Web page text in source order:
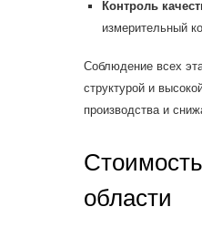
Контроль
измерительный
Соблюдение всех
структурой и
производства и
области